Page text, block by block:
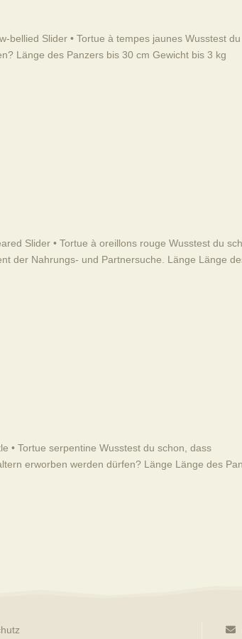
bellied Slider • Tortue à tempes jaunes Wusstest du
Länge des Panzers bis 30 cm Gewicht bis 3 kg
Slider • Tortue à oreillons rouge Wusstest du
der Nahrungs- und Partnersuche. Länge Länge
• Tortue serpentine Wusstest du schon, dass
erworben werden dürfen? Länge Länge des